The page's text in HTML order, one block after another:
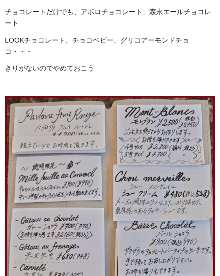
チョコレートだけでも、アポロチョコレート、森永エールチョコレ
ート
LOOKチョコレート、チョコベビー、グリコアーモンドチョ
コ・・・
きりがないのでやめておこう